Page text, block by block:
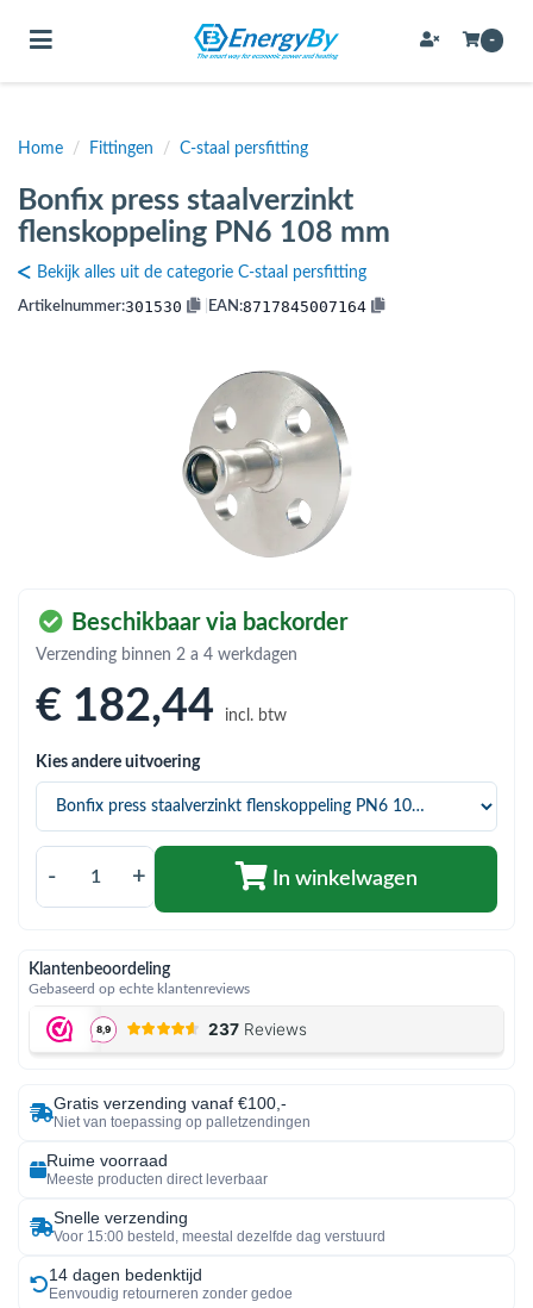
(Bevestigingsmateriaal / schroeven)
(Buffervaten, hygiene boilers & boilervaten)
(Buizen & leidingen)
(Expansievaten)
(Flexibele slangen)
(Hemelwaterafvoer & riolering)
(Installatiemateriaal)
(Verwarming, kachels & ketels)
(Warmtepompen en warmtepompboilers)
Toggle navigation -
Home / Fittingen / C-staal persfitting
Bonfix press staalverzinkt
flenskoppeling PN6 108 mm
Bekijk alles uit de categorie C-staal persfitting
Artikelnummer:301530 EAN:8717845007164
Beschikbaar via backorder
Verzending binnen 2 a 4 werkdagen
€ 182,44 incl. btw
Kies andere uitvoering
- + In winkelwagen
Klantenbeoordeling
Gebaseerd op echte klantenreviews
Gratis verzending vanaf €100,-
Niet van toepassing op palletzendingen
Ruime voorraad
Meeste producten direct leverbaar
Snelle verzending
Voor 15:00 besteld, meestal dezelfde dag verstuurd
14 dagen bedenktijd
Eenvoudig retourneren zonder gedoe